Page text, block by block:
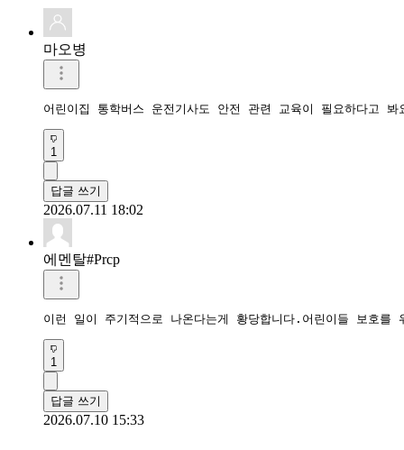
마오병
어린이집 통학버스 운전기사도 안전 관련 교육이 필요하다고 봐
1
답글 쓰기
2026.07.11 18:02
에멘탈#Prcp
이런 일이 주기적으로 나온다는게 황당합니다.어린이들 보호를
1
답글 쓰기
2026.07.10 15:33